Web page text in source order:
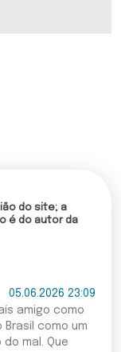
do site; a
é do autor da
05.06.2026 23:09
amigo como
Brasil como um
mal. Que